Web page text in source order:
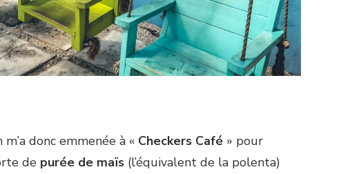
donc emmenée à « Checkers Café » pour
de purée de maïs (l’équivalent de la polenta)